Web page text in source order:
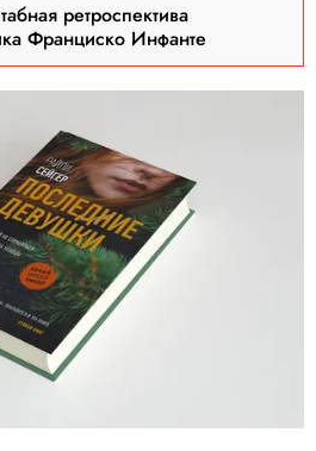
ретроспектива
Франциско Инфанте